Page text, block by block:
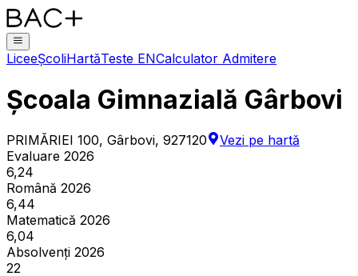
LiceeȘcoliHartăTeste ENCalculator Admitere
Școala Gimnazială Gârbovi
PRIMĂRIEI 100, Gârbovi, 927120
Vezi pe hartă
Evaluare 2026
6,24
Română 2026
6,44
Matematică 2026
6,04
Absolvenți 2026
22